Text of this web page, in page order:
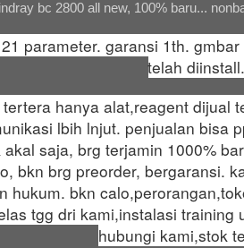
bc 2800 all new, 100% baru...
parameter. garansi 1th.
telah
hanya alat,reagent dijual
lbih lnjut. penjualan bisa
akal saja, brg terjamin 1000%
bkn brg preorder, bergaransi.
hukum. bkn
tgg dri kami,instalasi training
hubungi kami,stok